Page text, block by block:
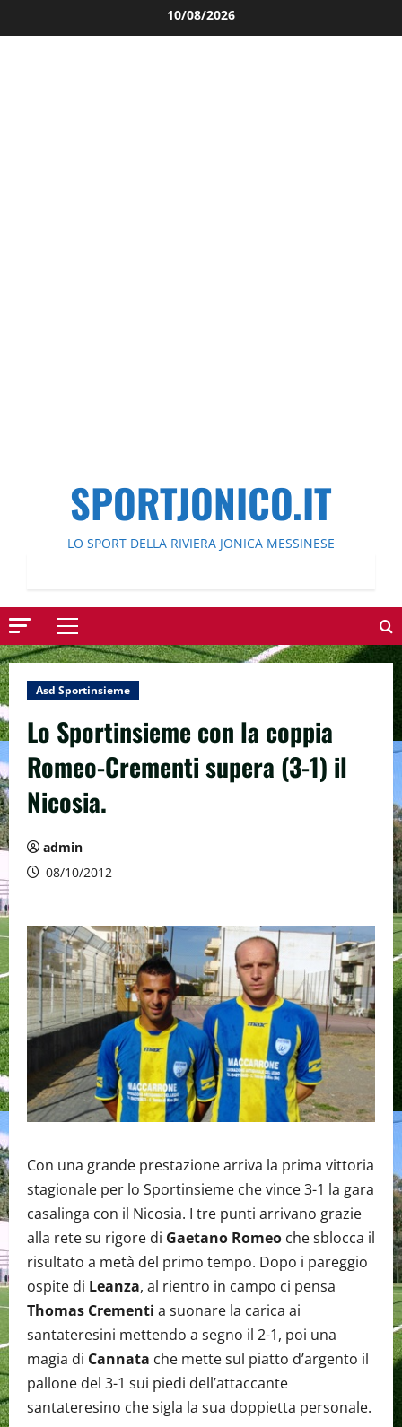
al
10/08/2026
SPORTJONICO.IT
LO SPORT DELLA RIVIERA JONICA MESSINESE
Menu
principale
Asd Sportinsieme
Lo Sportinsieme con la coppia
Romeo-Crementi supera (3-1) il
Nicosia.
admin
08/10/2012
Con una grande prestazione arriva la prima vittoria
stagionale per lo Sportinsieme che vince 3-1 la gara
casalinga con il Nicosia. I tre punti arrivano grazie
alla rete su rigore di Gaetano Romeo che sblocca il
risultato a metà del primo tempo. Dopo i pareggio
ospite di Leanza, al rientro in campo ci pensa
Thomas Crementi a suonare la carica ai
santateresini mettendo a segno il 2-1, poi una
magia di Cannata che mette sul piatto d’argento il
pallone del 3-1 sui piedi dell’attaccante
santateresino che sigla la sua doppietta personale.